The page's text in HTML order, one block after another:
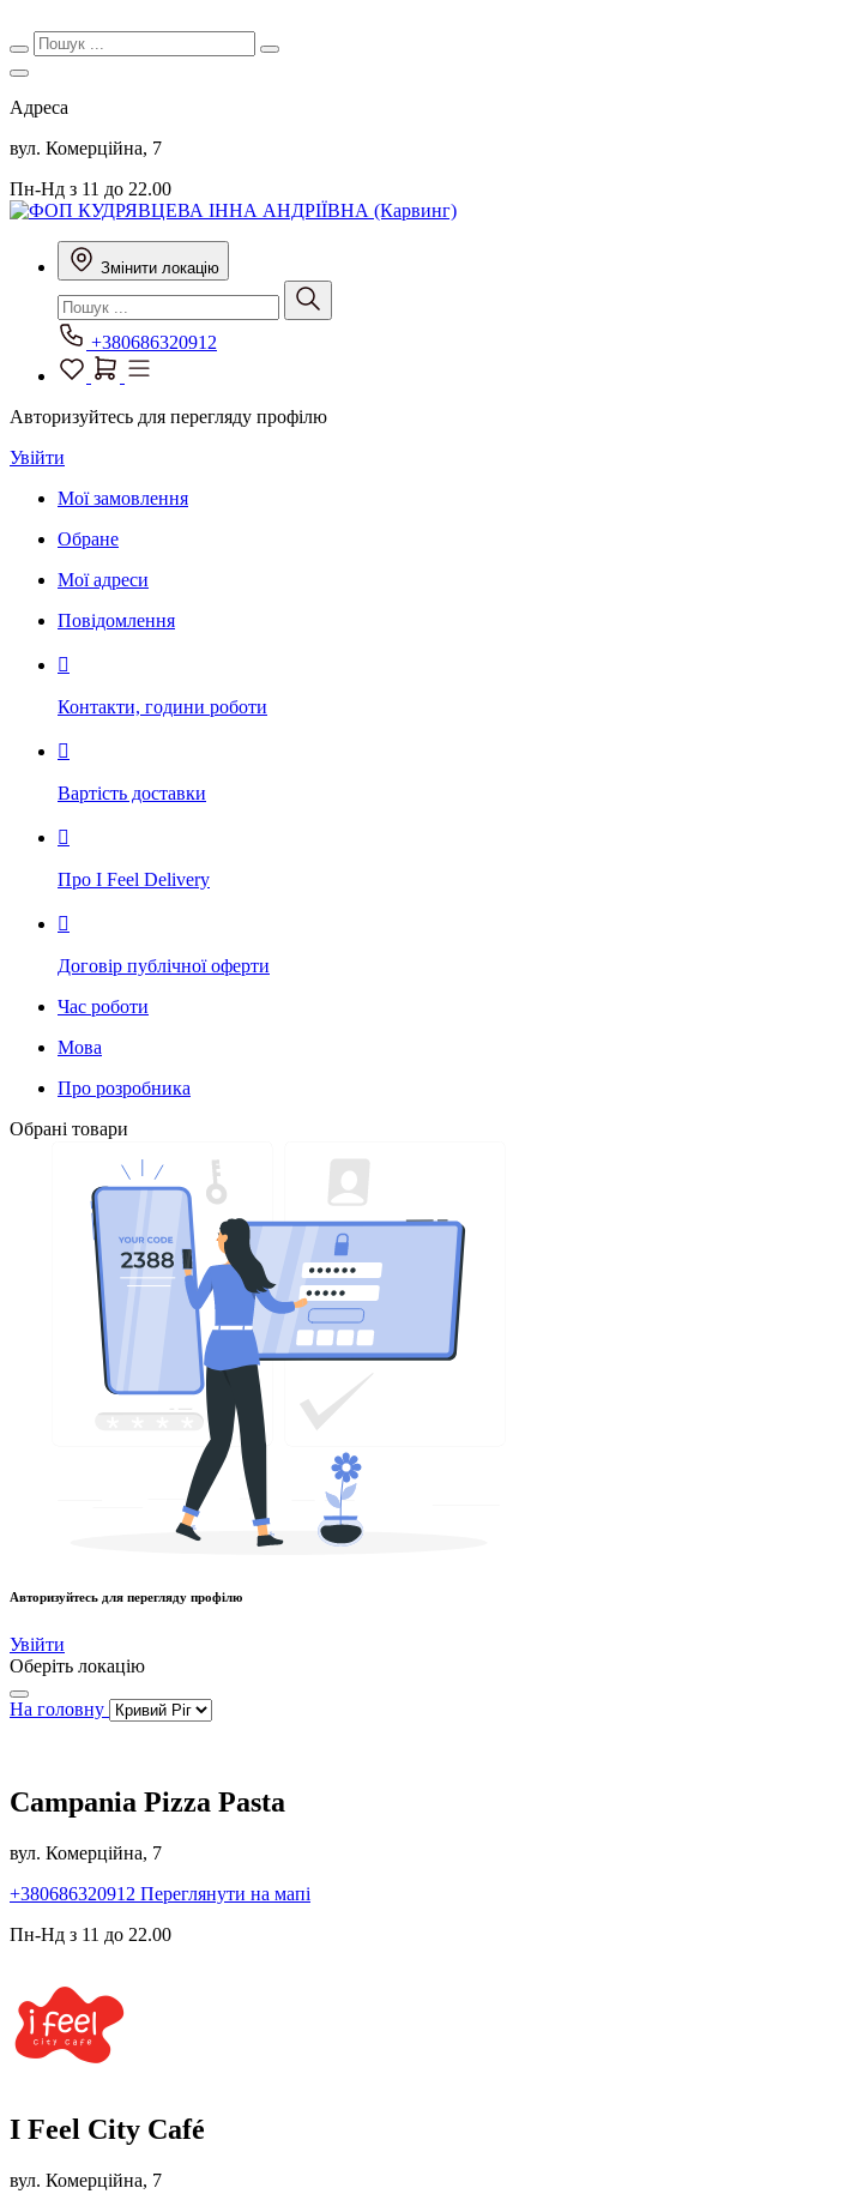
Адреса
вул. Комерційна, 7
Пн-Нд з 11 до 22.00
Змінити локацію
+380686320912
Авторизуйтесь для перегляду профілю
Увійти
Мої замовлення
Обране
Мої адреси
Повідомлення

Контакти, години роботи

Вартість доставки

Про I Feel Delivery

Договір публічної оферти
Час роботи
Мова
Про розробника
Обрані товари
Авторизуйтесь для перегляду профілю
Увійти
Оберіть локацію
На головну
Campania Pizza Pasta
вул. Комерційна, 7
+380686320912 Переглянути на мапі
Пн-Нд з 11 до 22.00
I Feel City Café
вул. Комерційна, 7